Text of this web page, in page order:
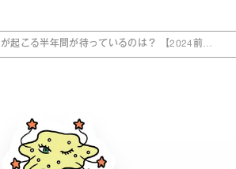
起こる半年間が待っているのは？ 【2024前